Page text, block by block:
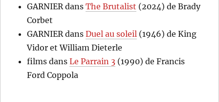
GARNIERdansThe Brutalist (2024) de Brady
Corbet
GARNIERdansDuel au soleil (1946) de King
Vidor et William Dieterle
films dansLe Parrain 3 (1990) de Francis
Ford Coppola